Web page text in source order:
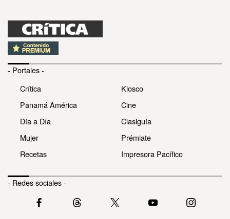
- Portales -
Crítica
Panamá América
Día a Día
Mujer
Recetas
Kiosco
Cine
Clasiguía
Prémiate
Impresora Pacífico
- Redes sociales -